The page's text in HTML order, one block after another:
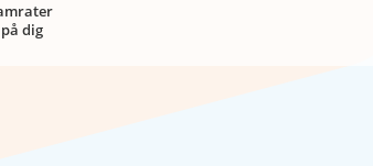
dig